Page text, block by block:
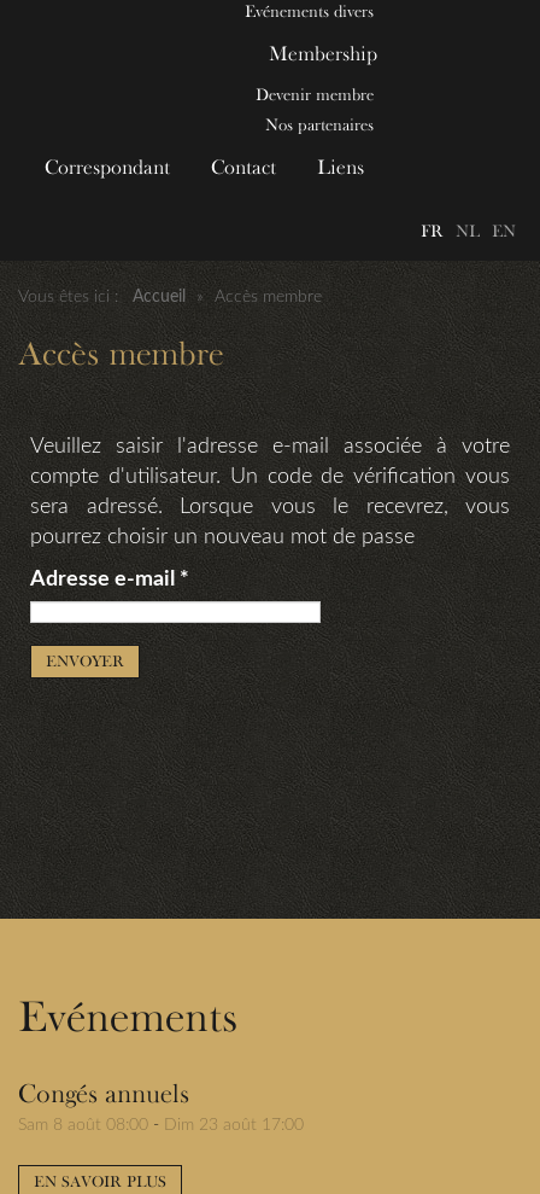
Evénements divers
Membership
Devenir membre
Nos partenaires
Correspondant Contact Liens
FR NL EN
Vous êtes ici : Accueil » Accès membre
Accès membre
Veuillez saisir l'adresse e-mail associée à votre
compte d'utilisateur. Un code de vérification vous
sera adressé. Lorsque vous le recevrez, vous
pourrez choisir un nouveau mot de passe
Adresse e-mail *
ENVOYER
Evénements
Congés annuels
Sam 8 août 08:00 - Dim 23 août 17:00
EN SAVOIR PLUS